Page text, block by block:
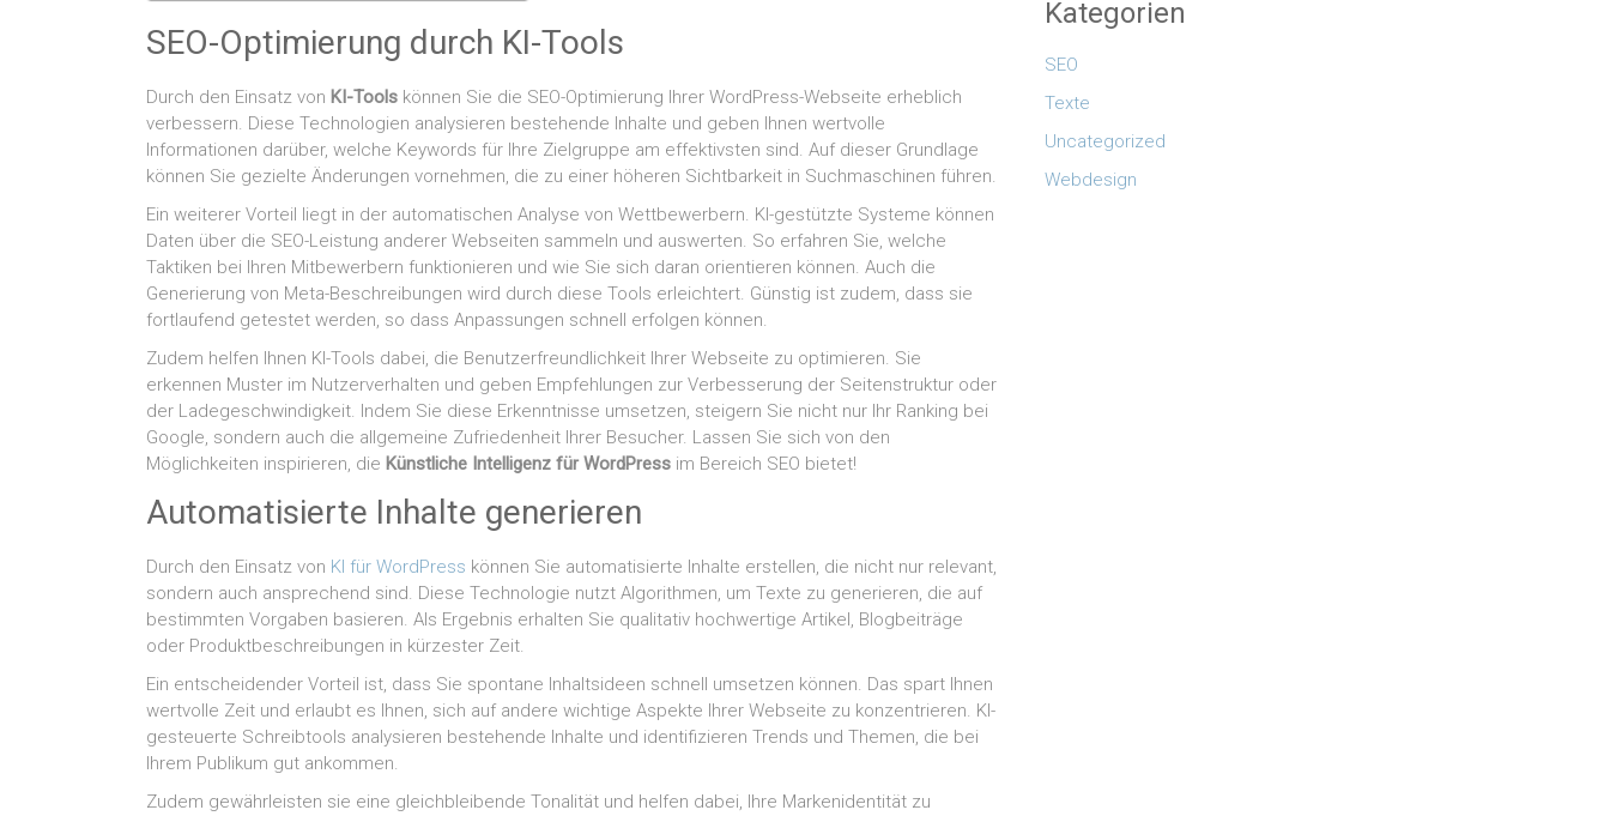
SEO-Optimierung durch KI-Tools
Durch den Einsatz von KI-Tools können Sie die SEO-Optimierung Ihrer WordPress-Webseite erheblich
verbessern. Diese Technologien analysieren bestehende Inhalte und geben Ihnen wertvolle
Informationen darüber, welche Keywords für Ihre Zielgruppe am effektivsten sind. Auf dieser Grundlage
können Sie gezielte Änderungen vornehmen, die zu einer höheren Sichtbarkeit in Suchmaschinen führen.
Ein weiterer Vorteil liegt in der automatischen Analyse von Wettbewerbern. KI-gestützte Systeme können
Daten über die SEO-Leistung anderer Webseiten sammeln und auswerten. So erfahren Sie, welche
Taktiken bei Ihren Mitbewerbern funktionieren und wie Sie sich daran orientieren können. Auch die
Generierung von Meta-Beschreibungen wird durch diese Tools erleichtert. Günstig ist zudem, dass sie
fortlaufend getestet werden, so dass Anpassungen schnell erfolgen können.
Zudem helfen Ihnen KI-Tools dabei, die Benutzerfreundlichkeit Ihrer Webseite zu optimieren. Sie
erkennen Muster im Nutzerverhalten und geben Empfehlungen zur Verbesserung der Seitenstruktur oder
der Ladegeschwindigkeit. Indem Sie diese Erkenntnisse umsetzen, steigern Sie nicht nur Ihr Ranking bei
Google, sondern auch die allgemeine Zufriedenheit Ihrer Besucher. Lassen Sie sich von den
Möglichkeiten inspirieren, die Künstliche Intelligenz für WordPress im Bereich SEO bietet!
Automatisierte Inhalte generieren
Durch den Einsatz von KI für WordPress können Sie automatisierte Inhalte erstellen, die nicht nur relevant,
sondern auch ansprechend sind. Diese Technologie nutzt Algorithmen, um Texte zu generieren, die auf
bestimmten Vorgaben basieren. Als Ergebnis erhalten Sie qualitativ hochwertige Artikel, Blogbeiträge
oder Produktbeschreibungen in kürzester Zeit.
Ein entscheidender Vorteil ist, dass Sie spontane Inhaltsideen schnell umsetzen können. Das spart Ihnen
wertvolle Zeit und erlaubt es Ihnen, sich auf andere wichtige Aspekte Ihrer Webseite zu konzentrieren. KI-
gesteuerte Schreibtools analysieren bestehende Inhalte und identifizieren Trends und Themen, die bei
Ihrem Publikum gut ankommen.
Zudem gewährleisten sie eine gleichbleibende Tonalität und helfen dabei, Ihre Markenidentität zu
Kategorien
SEO
Texte
Uncategorized
Webdesign